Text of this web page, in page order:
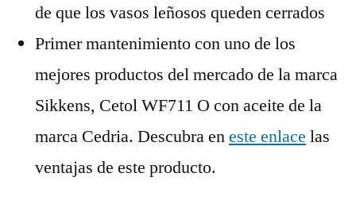
de que los vasos leñosos queden cerrados
Primer mantenimiento con uno de los
mejores productos del mercado de la marca
Sikkens, Cetol WF711 O con aceite de la
marca Cedria. Descubra eneste enlace las
ventajas de este producto.